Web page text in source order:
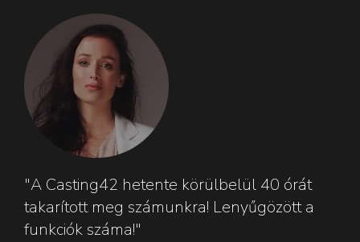
"A Casting42 hetente körülbelül 40 órát
takarított meg számunkra! Lenyűgözött a
funkciók száma!"